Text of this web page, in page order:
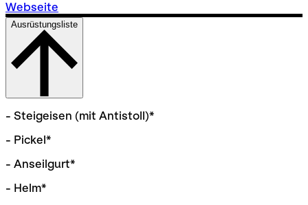
Webseite
Ausrüstungsliste
- Steigeisen (mit Antistoll)*
- Pickel*
- Anseilgurt*
- Helm*